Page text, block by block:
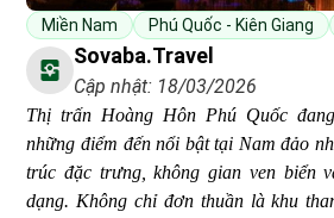
Miền Nam Phú Quốc - Kiên Giang
Sovaba.travel
Cập nhật: 18/03/2026
Thị trấn Hoàng Hôn Phú Quốc
những điểm đến nổi bật tại Nam đảo
trúc đặc trưng, không gian ven biển
dạng. Không chỉ đơn thuần là khu